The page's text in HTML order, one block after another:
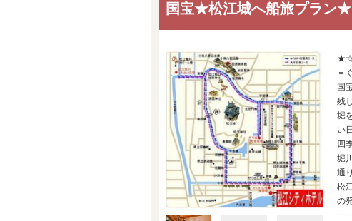
国宝★松江城へ船旅プラン★
＝
国
残
堀
い
四
堀
通
松
の